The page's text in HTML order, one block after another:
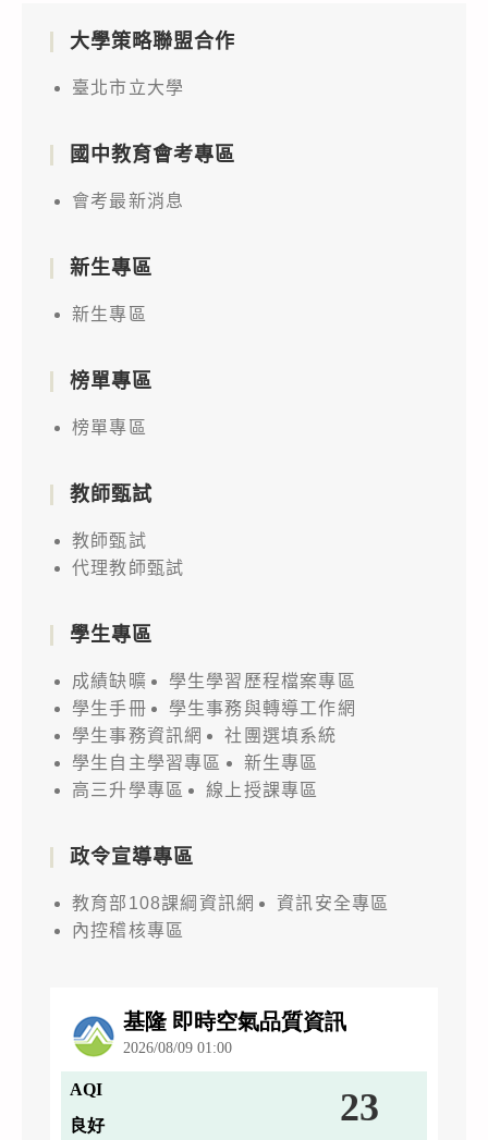
大學策略聯盟合作
臺北市立大學
國中教育會考專區
會考最新消息
新生專區
新生專區
榜單專區
榜單專區
教師甄試
教師甄試
代理教師甄試
學生專區
成績缺曠
學生學習歷程檔案專區
學生手冊
學生事務與轉導工作網
學生事務資訊網
社團選填系統
學生自主學習專區
新生專區
高三升學專區
線上授課專區
政令宣導專區
教育部108課綱資訊網
資訊安全專區
內控稽核專區